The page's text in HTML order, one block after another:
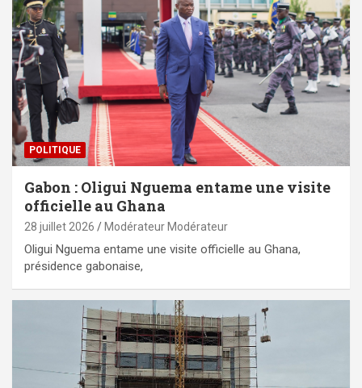
POLITIQUE
Gabon : Oligui Nguema entame une visite
officielle au Ghana
28 juillet 2026 Modérateur Modérateur
Oligui Nguema entame une visite officielle au Ghana,
présidence gabonaise,